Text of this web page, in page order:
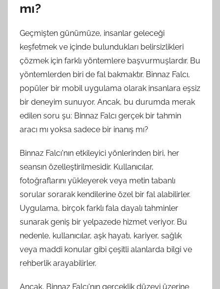
mı?
Geçmişten günümüze, insanlar geleceği
keşfetmek ve içinde bulundukları belirsizlikleri
çözmek için farklı yöntemlere başvurmuşlardır. Bu
yöntemlerden biri de fal bakmaktır. Binnaz Falcı,
popüler bir mobil uygulama olarak insanlara eşsiz
bir deneyim sunuyor. Ancak, bu durumda merak
edilen soru şu: Binnaz Falcı gerçek bir tahmin
aracı mı yoksa sadece bir inanış mı?
Binnaz Falcı'nın etkileyici yönlerinden biri, her
seansın özelleştirilmesidir. Kullanıcılar,
fotoğraflarını yükleyerek veya metin tabanlı
sorular sorarak kendilerine özel bir fal alabilirler.
Uygulama, birçok farklı fala dayalı tahminler
sunarak geniş bir yelpazede hizmet veriyor. Bu
nedenle, kullanıcılar, aşk hayatı, kariyer, sağlık
veya maddi konular gibi çeşitli alanlarda bilgi ve
rehberlik arayabilirler.
Ancak, Binnaz Falcı'nın gerçeklik düzeyi üzerine